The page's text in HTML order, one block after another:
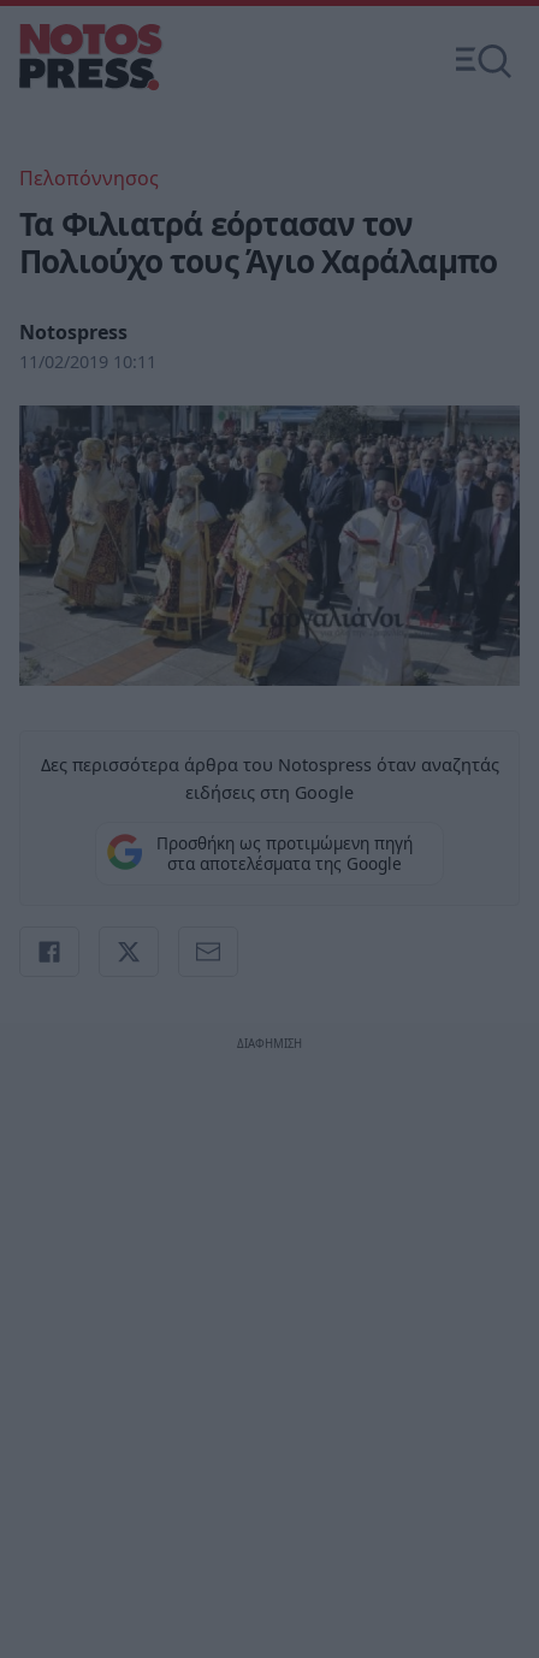
Πελοπόννησος
Τα Φιλιατρά εόρτασαν τον
Πολιούχο τους Άγιο Χαράλαμπο
Notospress
11/02/2019 10:11
Δες περισσότερα άρθρα του Notospress όταν αναζητάς
ειδήσεις στη Google
Προσθήκη ως προτιμώμενη πηγή
στα αποτελέσματα της Google